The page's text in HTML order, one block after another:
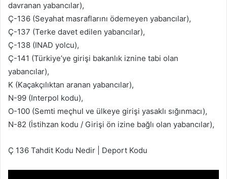
davranan yabancılar),
Ç-136 (Seyahat masraflarını ödemeyen yabancılar),
Ç-137 (Terke davet edilen yabancılar),
Ç-138 (INAD yolcu),
Ç-141 (Türkiye’ye girişi bakanlık iznine tabi olan
yabancılar),
K (Kaçakçılıktan aranan yabancılar),
N-99 (Interpol kodu),
O-100 (Semti meçhul ve ülkeye girişi yasaklı sığınmacı),
N-82 (İstihzan kodu / Girişi ön izine bağlı olan yabancılar),
Ç 136 Tahdit Kodu Nedir | Deport Kodu